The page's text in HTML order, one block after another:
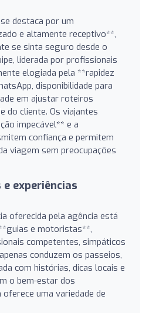
destaca por um
e altamente receptivo**,
se sinta seguro desde o
liderada por profissionais
elogiada pela **rapidez
disponibilidade para
em ajustar roteiros
do cliente. Os viajantes
impecável** e a
confiança e permitem
viagem sem preocupações
experiências
oferecida pela agência está
e motoristas**,
competentes, simpáticos
conduzem os passeios,
com histórias, dicas locais e
o bem-estar dos
uma variedade de